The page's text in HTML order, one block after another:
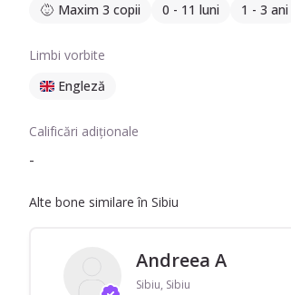
Maxim 3 copii
0 - 11 luni 1 - 3 ani
Limbi vorbite
Engleză
Calificări adiționale
-
Alte bone similare în Sibiu
Andreea A
Sibiu, Sibiu